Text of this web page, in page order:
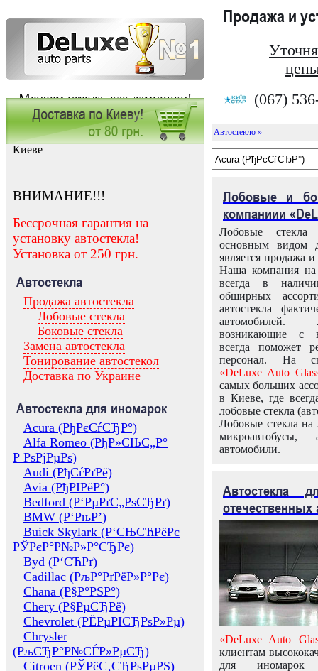
Меняем стекла, как лампочки!
Продажа и
(067)
Заказать установку автостекла в
Киеве
ВНИМАНИЕ!!!
Бессрочная гарантия на
установку автостекла!
Установка от 250 грн.
Автостекла
Продажа автостекла
Лобовые стекла
Боковые стекла
Замена автостекла
Тонирование автостекол
Доставка по Украине
Автостекла для иномарок
Acura (РђРєСѓСЂР°)
Alfa Romeo (РђР»СЊС„Р°
Р РѕРјРµРѕ)
Audi (РђСѓРґРё)
Avia (РђРІРёР°)
Bedford (Р‘РµРґС„РѕСЂРґ)
BMW (Р‘РњР’)
Buick Skylark (Р‘СЊСЋРёРє
РЎРєР°Р№Р»Р°СЂРє)
Byd (Р‘СЋРґ)
Cadillac (РљР°РґРёР»Р°Рє)
Chana (Р§Р°РЅР°)
Chery (Р§РµСЂРё)
Chevrolet (РЁРµРІСЂРѕР»Рµ)
Chrysler
(РљСЂР°Р№СЃР»РµСЂ)
Citroen (РЎРёС‚СЂРѕРµРЅ)
Автостекло »
Лобовые и
компаниии
Лобовые
основным видом
является продажа и
Наша компания на
всегда в
обширных
автостекла
возникающие с
всегда поможет
персонал. На
«DeLuxe Auto
самых больших
в Киеве, где
лобовые стекла
Лобовые стекла на
микроавтобусы,
автомобили.
Автостекла
отечественных
«DeLuxe Auto
клиентам
для иномарок